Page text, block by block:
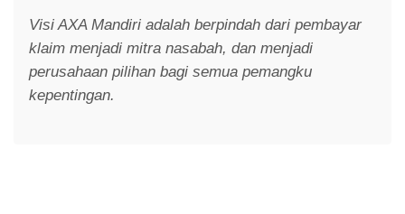
Visi AXA Mandiri adalah berpindah dari pembayar
klaim menjadi mitra nasabah, dan menjadi
perusahaan pilihan bagi semua pemangku
kepentingan.